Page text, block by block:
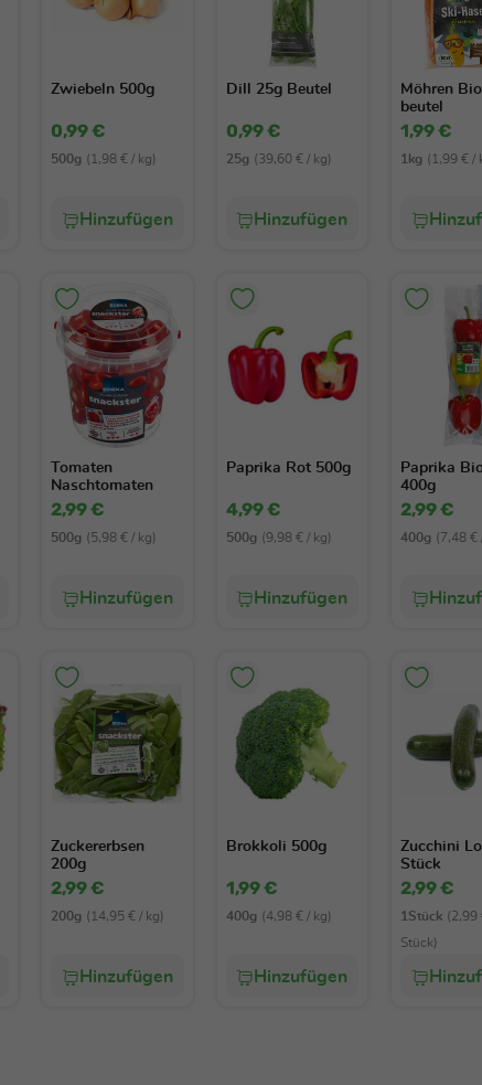
Zwiebeln 500g
0,99 €
500g (1,98 € / kg)
Hinzufügen
Dill 25g Beutel
0,99 €
25g (39,60 € / kg)
Hinzufügen
Möhren
beutel
1,99 €
1kg (1,99 € /
Tomaten
Naschtomaten
500g
2,99 €
500g (5,98 € / kg)
Hinzufügen
Paprika Rot 500g
4,99 €
500g (9,98 € / kg)
Hinzufügen
Paprika
400g
2,99 €
400g (7,48 €
Zuckererbsen
200g
2,99 €
200g (14,95 € / kg)
Hinzufügen
Brokkoli 500g
1,99 €
400g (4,98 € / kg)
Hinzufügen
Zucchini
Stück
2,99 €
1Stück (2,99
Stück)